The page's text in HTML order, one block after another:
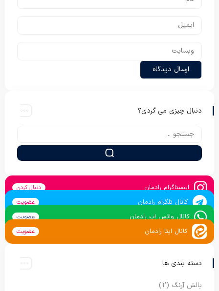
دنبال چیزی می گردی؟
اینستاگرام رادمان دنبال کردن
کانال تلگرام رادمان عضویت
کانال واتس اپ رادمان عضویت
کانال ایتا رادمان عضویت
دسته بندی ها
بالش آرنگ (2)